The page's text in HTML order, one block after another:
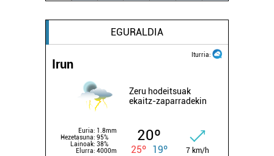
EGURALDIA
Iturria:
Irun
Zeru hodeitsuak
ekaitz-zaparradekin
Euria: 1.8mm
Hezetasuna: 95%
Lainoak: 38%
Elurra: 4000m
20º
25º 19º 7 km/h